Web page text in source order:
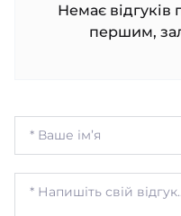
Немає відгуків
першим,